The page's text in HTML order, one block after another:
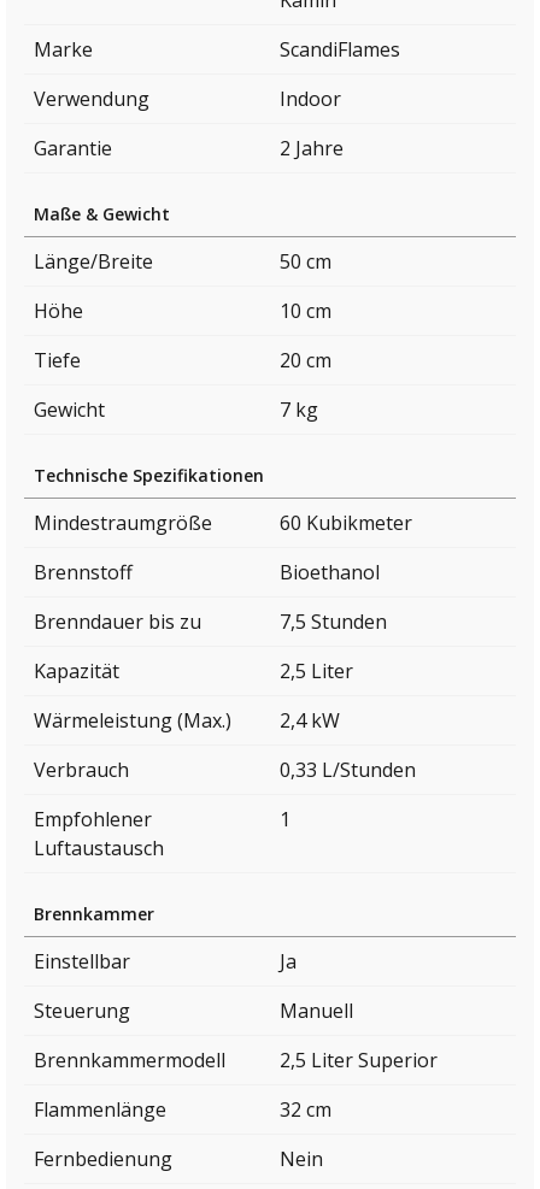
Marke
ScandiFlames
Verwendung
Indoor
Garantie
2 Jahre
Maße & Gewicht
Länge/Breite
50 cm
Höhe
10 cm
Tiefe
20 cm
Gewicht
7 kg
Technische Spezifikationen
Mindestraumgröße
60 Kubikmeter
Brennstoff
Bioethanol
Brenndauer bis zu
7,5 Stunden
Kapazität
2,5 Liter
Wärmeleistung (Max.)
2,4 kW
Verbrauch
0,33 L/Stunden
Empfohlener
Luftaustausch
1
Brennkammer
Einstellbar
Ja
Steuerung
Manuell
Brennkammermodell
2,5 Liter Superior
Flammenlänge
32 cm
Fernbedienung
Nein